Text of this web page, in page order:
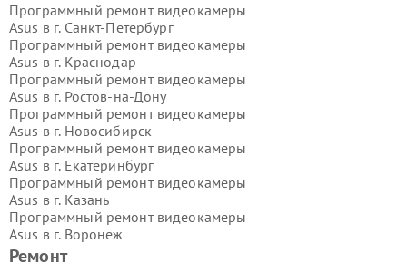
Ремонт
Программный ремонт видеокамеры
Asus в г. Санкт-Петербург
Программный ремонт видеокамеры
Asus в г. Краснодар
Программный ремонт видеокамеры
Asus в г. Ростов-на-Дону
Программный ремонт видеокамеры
Asus в г. Новосибирск
Программный ремонт видеокамеры
Asus в г. Екатеринбург
Программный ремонт видеокамеры
Asus в г. Казань
Программный ремонт видеокамеры
Asus в г. Воронеж
Программный ремонт видеокамеры